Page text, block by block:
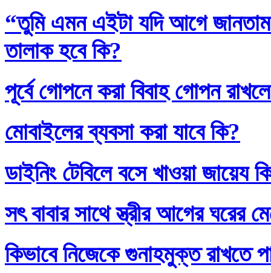
“তুমি এমন এইটা যদি আগে
তালাক হবে কি?
পূর্বে গোপনে করা বিবাহ গোপন
মোবাইলের ব্যবসা করা যাবে কি?
ডাইনিং টেবিলে বসে খাওয়া জায়েয
সৎ বাবার সাথে স্ত্রীর আগের ঘরের
কিভাবে নিজেকে গুনাহমুক্ত রাখতে